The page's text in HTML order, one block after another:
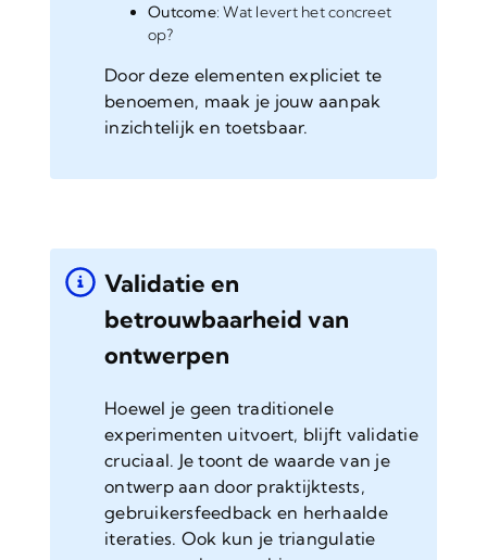
Outcome: Wat levert het concreet
op?
Door deze elementen expliciet te
benoemen, maak je jouw aanpak
inzichtelijk en toetsbaar.
Validatie en
betrouwbaarheid van
ontwerpen
Hoewel je geen traditionele
experimenten uitvoert, blijft validatie
cruciaal. Je toont de waarde van je
ontwerp aan door praktijktests,
gebruikersfeedback en herhaalde
iteraties. Ook kun je triangulatie